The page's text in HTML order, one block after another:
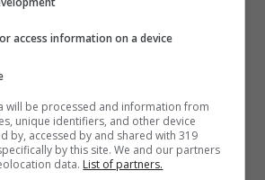
access information on a device
will be processed and information from
unique identifiers, and other device
by, accessed by and shared with 319
by this site. We and our partners
data. List of partners.